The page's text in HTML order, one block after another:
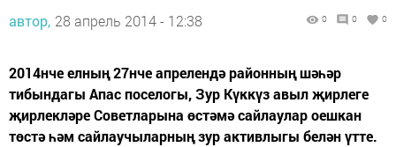
автор, 28 апрель 2014 - 12:38 0 0 0
2014нче елның 27нче апрелендә районның шәһәр
тибындагы Апас поселогы, Зур Күккүз авыл җирлеге
җирлекләре Советларына өстәмә сайлаулар оешкан
төстә һәм сайлаучыларның зур активлыгы белән үтте.